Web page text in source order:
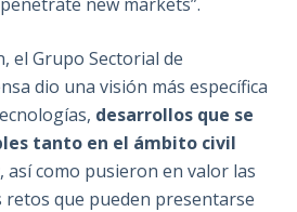
el Grupo Sectorial de
dio una visión más específica
desarrollos que se
tanto en el ámbito civil
, así como pusieron en valor las
que pueden presentarse